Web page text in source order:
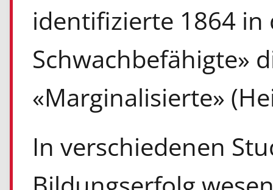
identifizierte 1864 in
Schwachbefähigte»
«Marginalisierte»
In verschiedenen